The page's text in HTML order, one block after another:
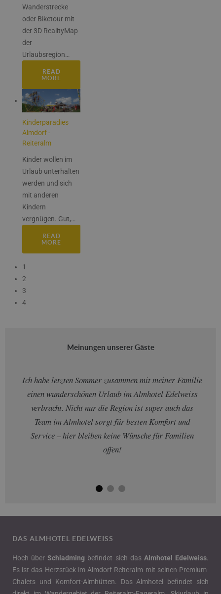
Wanderstrecke
oder Biketour mit
der 3D RealityMap
der
Urlaubsregion…
READ
MORE
Kinderparadies
Almdorf -
Reiteralm
Kinder wollen im
Urlaub unterhalten
werden und sich
mit anderen
Kindern
vergnügen. Gut,…
READ
MORE
1
2
3
4
Meinungen unserer Gäste
Ich habe letzten Sommer zusammen mit meiner Familie
einen wunderschönen Urlaub im Almhotel Edelweiss
verbracht. Nicht nur die Region ist super auch das
Team im Almhotel sorgt für besten Komfort und
Service – hier bleiben keine Wünsche für Familien
offen!
DAS ALMHOTEL EDELWEISS
Hoch überSchladming befindet sich das Almhotel Edelweiss.
Es ist das Herzstück imAlmdorf Reiteralm mit seinen Premium-
Chalets und Komfort-Almhütten. DasAlmhotel
befindet sich